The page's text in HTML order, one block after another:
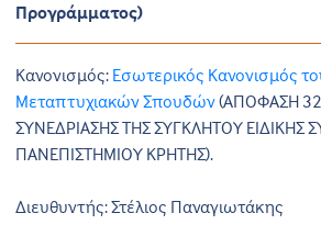
Προγράμματος)
Κανονισμός: Εσωτερικός Κανονισμός
Μεταπτυχιακών Σπουδών(ΑΠΟΦΑΣΗ
ΣΥΝΕΔΡΙΑΣΗΣ ΤΗΣ ΣΥΓΚΛΗΤΟΥ ΕΙΔΙΚΗΣ
ΠΑΝΕΠΙΣΤΗΜΙΟΥ ΚΡΗΤΗΣ).
Διευθυντής: Στέλιος Παναγιωτάκης